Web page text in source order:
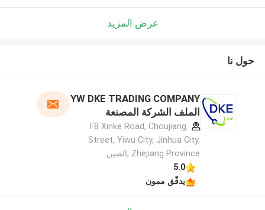
عرض المزيد
حول نا
YW DKE TRADING COMPANY
الملف الشركة المصنعة
F8 Xinke Road, Choujiang
Street, Yiwu City, Jinhua City,
Zhejiang Province ,الصين
5.0
يدقّق ممون